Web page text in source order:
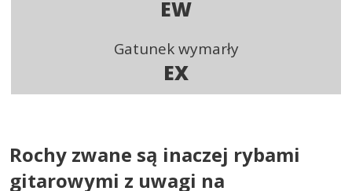
EW
Gatunek wymarły
EX
Rochy zwane są inaczej rybami
gitarowymi z uwagi na